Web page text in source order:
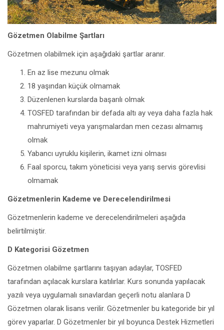
Gözetmen Olabilme Şartları
Gözetmen olabilmek için aşağıdaki şartlar aranır.
En az lise mezunu olmak
18 yaşından küçük olmamak
Düzenlenen kurslarda başarılı olmak
TOSFED tarafından bir defada altı ay veya daha fazla hak
mahrumiyeti veya yarışmalardan men cezası almamış
olmak
Yabancı uyruklu kişilerin, ikamet izni olması
Faal sporcu, takım yöneticisi veya yarış servis görevlisi
olmamak
Gözetmenlerin Kademe ve Derecelendirilmesi
Gözetmenlerin kademe ve derecelendirilmeleri aşağıda
belirtilmiştir.
D Kategorisi Gözetmen
Gözetmen olabilme şartlarını taşıyan adaylar, TOSFED
tarafından açılacak kurslara katılırlar. Kurs sonunda yapılacak
yazılı veya uygulamalı sınavlardan geçerli notu alanlara D
Gözetmen olarak lisans verilir. Gözetmenler bu kategoride bir yıl
görev yaparlar. D Gözetmenler bir yıl boyunca Destek Hizmetleri